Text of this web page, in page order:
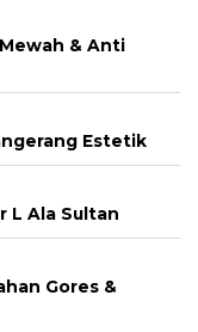
& Anti
Estetik
L Ala Sultan
Gores &